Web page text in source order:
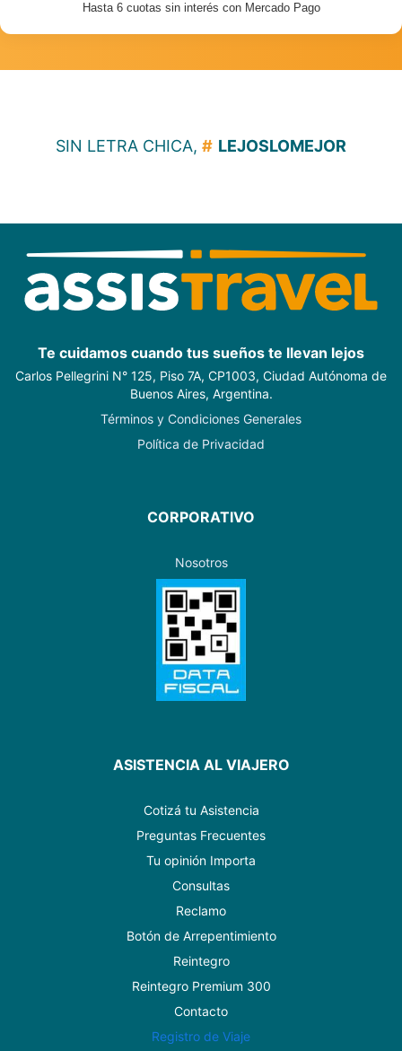
Hasta 6 cuotas sin interés con Mercado Pago
SIN LETRA CHICA, # LEJOSLOMEJOR
Te cuidamos cuando tus sueños te llevan lejos
Carlos Pellegrini N° 125, Piso 7A, CP1003, Ciudad Autónoma de
Buenos Aires, Argentina.
Términos y Condiciones Generales
Política de Privacidad
CORPORATIVO
Nosotros
ASISTENCIA AL VIAJERO
Cotizá tu Asistencia
Preguntas Frecuentes
Tu opinión Importa
Consultas
Reclamo
Botón de Arrepentimiento
Reintegro
Reintegro Premium 300
Contacto
Registro de Viaje